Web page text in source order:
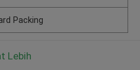
Packing
Lebih